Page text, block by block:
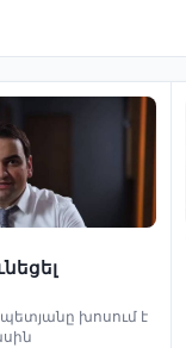
խոսում է